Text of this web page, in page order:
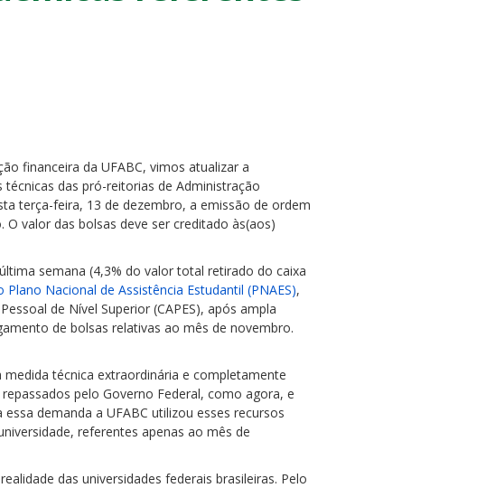
financeira da UFABC, vimos atualizar a
das pró-reitorias de Administração
terça-feira, 13 de dezembro, a emissão de ordem
valor das bolsas deve ser creditado às(aos)
semana (4,3% do valor total retirado do caixa
Nacional de Assistência Estudantil (PNAES),
de Nível Superior (CAPES), após ampla
de bolsas relativas ao mês de novembro.
técnica extraordinária e completamente
pelo Governo Federal, como agora, e
demanda a UFABC utilizou esses recursos
referentes apenas ao mês de
das universidades federais brasileiras. Pelo